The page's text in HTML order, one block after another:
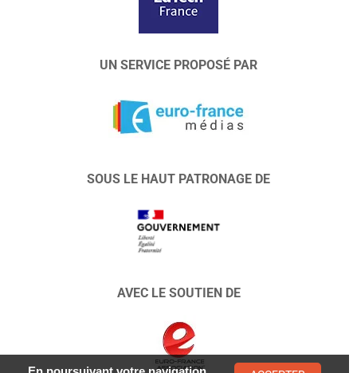
UN SERVICE PROPOSÉ PAR
SOUS LE HAUT PATRONAGE DE
AVEC LE SOUTIEN DE